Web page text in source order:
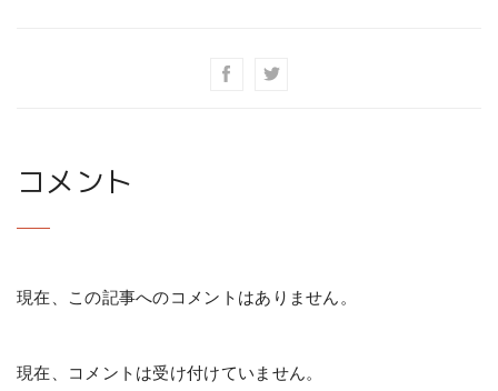
コメント
現在、この記事へのコメントはありません。
現在、コメントは受け付けていません。